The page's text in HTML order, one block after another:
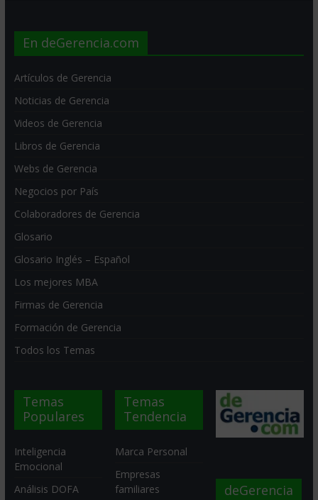
En deGerencia.com
Artículos de Gerencia
Noticias de Gerencia
Videos de Gerencia
Libros de Gerencia
Webs de Gerencia
Negocios por País
Colaboradores de Gerencia
Glosario
Glosario Inglés – Español
Los mejores MBA
Firmas de Gerencia
Formación de Gerencia
Todos los Temas
Temas
Populares
Inteligencia
Emocional
Análisis DOFA
Temas
Tendencia
Marca Personal
Empresas
familiares
deGerencia